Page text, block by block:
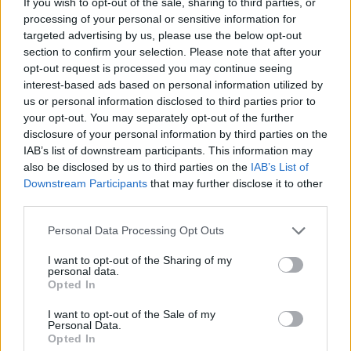
processing of your personal or sensitive information for
targeted advertising by us, please use the below opt-out
section to confirm your selection. Please note that after your
opt-out request is processed you may continue seeing
interest-based ads based on personal information utilized by
us or personal information disclosed to third parties prior to
your opt-out. You may separately opt-out of the further
disclosure of your personal information by third parties on the
IAB’s list of downstream participants. This information may
also be disclosed by us to third parties on the IAB’s List of
Downstream Participants that may further disclose it to other
Please note that this website/app uses one or more Google
not limited to your visit or usage behaviour. You may click to
grant or deny consent to Google and its third-party tags to
use your data for below specified purposes in below Google
consent section.
Personal Data Processing Opt Outs
I want to opt-out of the Sharing of my
personal data.
Opted In
I want to opt-out of the Sale of my
Personal Data.
Opted In
forintnál tartunk. Persze a mögöttünk lévő évad
apasztotta a számlát, de ősszel tudjuk még folytatni.
- Ezt a korosztályt érintve még egy kezdeményezése
indul a jövő évadban.
- Igaz, ezt már idén elindítottam egy iskolai
látogatás alkalmával, meséltem a gyerekeknek a
zenéről, ők pedig festettek, rajzoltak zenehallgatás
közben. Bizony csodák születtek. Ezt folytatjuk
jövőre is, elvisszük a Rómeó és Júliát, más darabokat
is, értelmezzük az operát zenetörténeti háttérrel, és
megcsináljuk a növendékeimmel. Nekik ez kis
pénzecske, a színháznak plusz produkció, ezzel
szalonkoncert sorozatot a színház nézőtéri
büféjében. Kéthavonta jelentkezik, a budapesti és
itteni egyetemistáimat hozom ide, dalest, irodalom,
képzőművészet együtt lesz élvezhető. Váradi
- Az első évad sikerei között az alapítvány